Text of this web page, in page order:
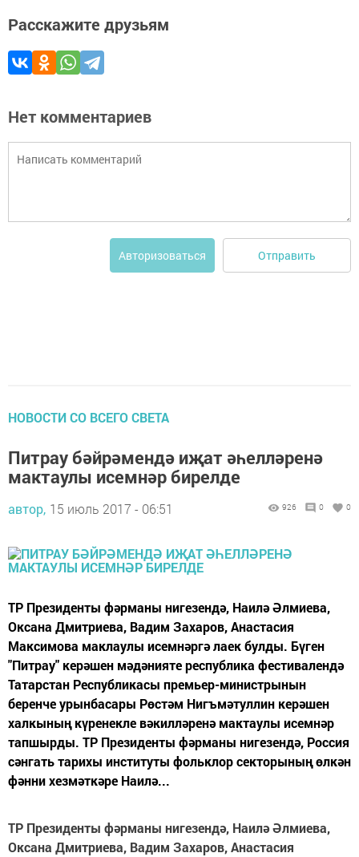
Расскажите друзьям
Нет комментариев
Авторизоваться Отправить
НОВОСТИ СО ВСЕГО СВЕТА
Питрау бәйрәмендә иҗат әһелләренә
мактаулы исемнәр бирелде
автор, 15 июль 2017 - 06:51 926 0 0
ТР Президенты фәрманы нигезендә, Наилә Әлмиева,
Оксана Дмитриева, Вадим Захаров, Анастасия
Максимова маклаулы исемнәргә лаек булды. Бүген
"Питрау" керәшен мәдәнияте республика фестивалендә
Татарстан Республикасы премьер-министрынын
беренче урынбасары Рөстәм Нигъмәтуллин керәшен
халкының күренекле вәкилләренә мактаулы исемнәр
тапшырды. ТР Президенты фәрманы нигезендә, Россия
сәнгать тарихы институты фольклор секторының өлкән
фәнни хезмәткәре Наилә...
ТР Президенты фәрманы нигезендә, Наилә Әлмиева,
Оксана Дмитриева, Вадим Захаров, Анастасия